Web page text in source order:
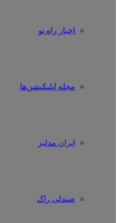
اخبار راه نو
مجله اپلیکیشن‌ها
ایران مدلبز
صندلی راک